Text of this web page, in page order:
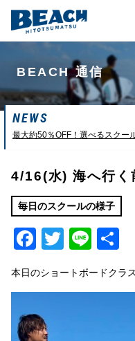
スクー
レ
一松海岸波情報
サイズ
ムネカタ前後
状態
ややザワ
BEACH 通信
NEWS
最大約50％OFF！選べるスクー
4/16(水) 海へ行く
毎日のスクールの様子
Facebook
Twitter
Line
本日のショートボードクラス